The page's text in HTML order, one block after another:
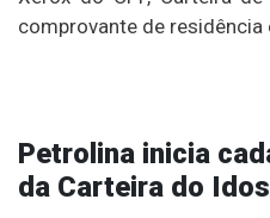
comprovante de residência
Petrolina inicia
da Carteira do